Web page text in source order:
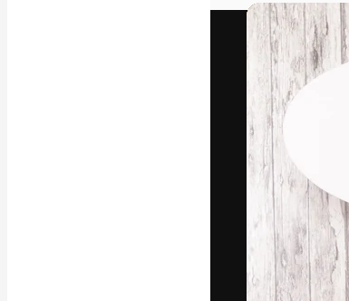
Videos
Filmmaterial
Motion Graphics
Videovorlagen
3D-Modelle
Schriftarten